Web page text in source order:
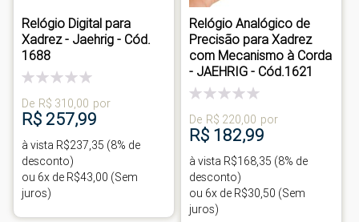
Relógio Digital para
Xadrez - Jaehrig - Cód.
1688
Classificação:
De R$ 310,00 por
R$ 257,99
à vista R$237,35 (8% de
desconto)
ou 6x de R$43,00 (Sem
juros)
Relógio Analógico de
Precisão para Xadrez
com Mecanismo à Corda
- JAEHRIG - Cód.1621
Classificação:
De R$ 220,00 por
R$ 182,99
à vista R$168,35 (8% de
desconto)
ou 6x de R$30,50 (Sem
juros)